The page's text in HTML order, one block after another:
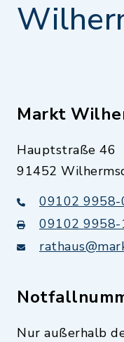
Markt
Hauptstraße 46
91452
09102 9958-
09102 9958-
Nur außerhalb